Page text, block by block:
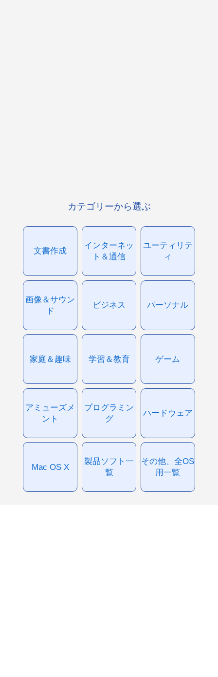
カテゴリーから選ぶ
文書作成
インターネッ
ト＆通信
ユーティリテ
ィ
画像＆サウン
ド
ビジネス パーソナル
家庭＆趣味 学習＆教育 ゲーム
アミューズメ
ント
プログラミン
グ
ハードウェア
Mac OS X
製品ソフト一
覧
その他、全OS
用一覧